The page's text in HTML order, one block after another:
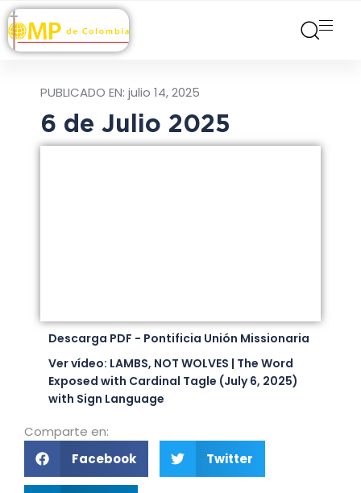
PUBLICADO EN: julio 14, 2025
6 de Julio 2025
Descarga PDF - Pontificia Unión Missionaria
Ver vídeo: LAMBS, NOT WOLVES | The Word
Exposed with Cardinal Tagle (July 6, 2025)
with Sign Language
Comparte en:
Facebook
Twitter